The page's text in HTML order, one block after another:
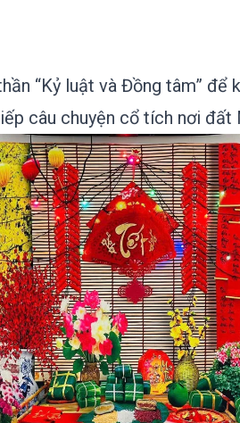
“Kỷ luật và Đồng tâm” để
câu chuyện cổ tích nơi đất